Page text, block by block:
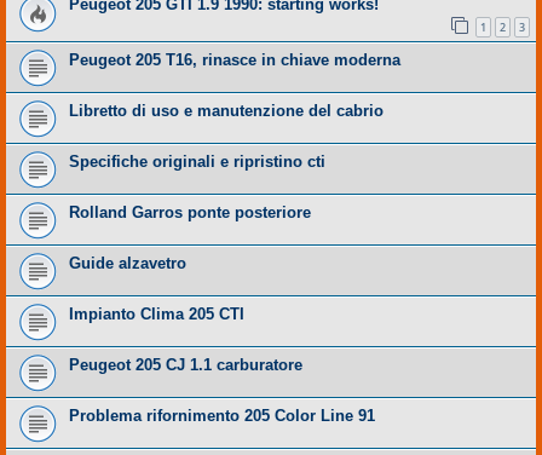
Peugeot 205 GTI 1.9 1990: starting works!
1 2 3
Peugeot 205 T16, rinasce in chiave moderna
Libretto di uso e manutenzione del cabrio
Specifiche originali e ripristino cti
Rolland Garros ponte posteriore
Guide alzavetro
Impianto Clima 205 CTI
Peugeot 205 CJ 1.1 carburatore
Problema rifornimento 205 Color Line 91